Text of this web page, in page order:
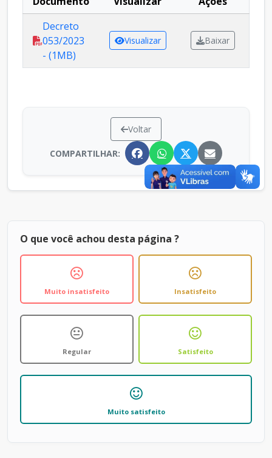
Decreto
053/2023
- (1MB)
Visualizar Baixar
Voltar
COMPARTILHAR:
O que você achou desta página ?
Muito insatisfeito Insatisfeito
Regular Satisfeito
Muito satisfeito